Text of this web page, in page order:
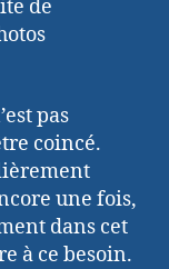
de
pas
coincé.
une fois,
dans cet
à ce besoin.